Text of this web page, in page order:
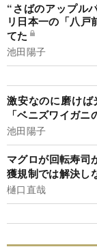
“さばのアップル
リ日本一の「八戸
てた
池田陽子
激安なのに磨け
「ベニズワイガニ
池田陽子
マグロが回転寿司
獲規制では解決し
樋口直哉